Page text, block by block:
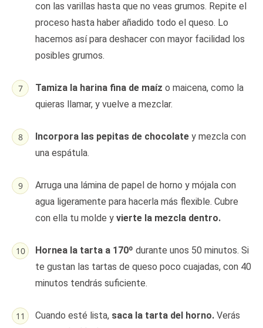
con las varillas hasta que no veas grumos. Repite el
proceso hasta haber añadido todo el queso. Lo
hacemos así para deshacer con mayor facilidad los
posibles grumos.
Tamiza la harina fina de maíz o maicena, como la
quieras llamar, y vuelve a mezclar.
Incorpora las pepitas de chocolate y mezcla con
una espátula.
Arruga una lámina de papel de horno y mójala con
agua ligeramente para hacerla más flexible. Cubre
con ella tu molde y vierte la mezcla dentro.
Hornea la tarta a 170º durante unos 50 minutos. Si
te gustan las tartas de queso poco cuajadas, con 40
minutos tendrás suficiente.
Cuando esté lista, saca la tarta del horno. Verás